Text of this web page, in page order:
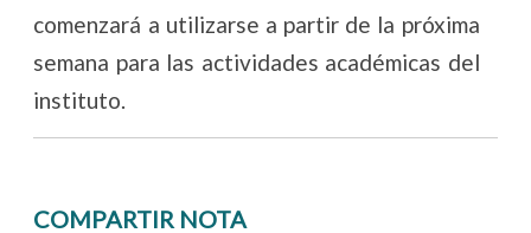
comenzará a utilizarse a partir de la próxima
semana para las actividades académicas del
instituto.
COMPARTIR NOTA